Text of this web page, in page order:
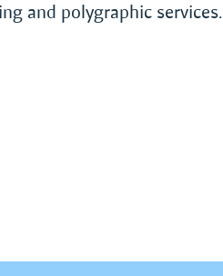
and polygraphic services.